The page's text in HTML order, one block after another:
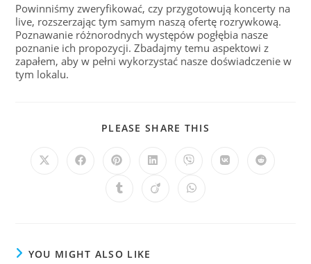
Powinniśmy zweryfikować, czy przygotowują koncerty na
live, rozszerzając tym samym naszą ofertę rozrywkową.
Poznawanie różnorodnych występów pogłębia nasze
poznanie ich propozycji. Zbadajmy temu aspektowi z
zapałem, aby w pełni wykorzystać nasze doświadczenie w
tym lokalu.
PLEASE SHARE THIS
YOU MIGHT ALSO LIKE